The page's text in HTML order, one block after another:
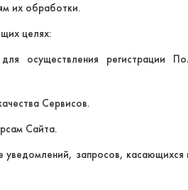
их обработки.
целях:
осуществления регистрации
Сервисов.
Сайта.
запросов, касающихся